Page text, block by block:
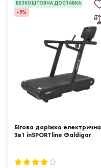
БЕЗКОШТОВНА ДОСТАВКА
-5%
Бігова доріжка електрична
3в1 inSPORTline Galdigar